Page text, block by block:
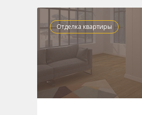
Отделка квартиры